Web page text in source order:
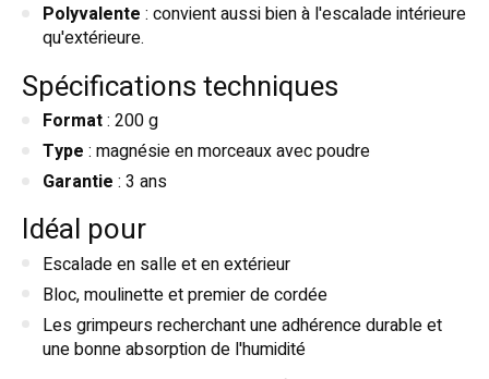
Polyvalente : convient aussi bien à l'escalade intérieure
qu'extérieure.
Spécifications techniques
Format: 200 g
Type : magnésie en morceaux avec poudre
Garantie : 3 ans
Idéal pour
Escalade en salle et en extérieur
Bloc, moulinette et premier de cordée
Les grimpeurs recherchant une adhérence durable et
une bonne absorption de l'humidité